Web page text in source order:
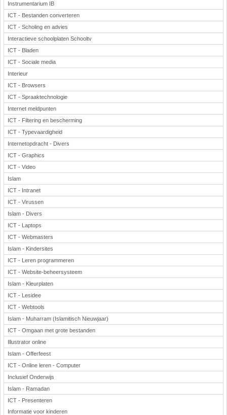
Instrumentarium IB
ICT - Bestanden converteren
ICT - Scholing en advies
Interactieve schoolplaten Schooltv
ICT - Bladen
ICT - Sociale media
Interieur
ICT - Browsers
ICT - Spraaktechnologie
Internet meldpunten
ICT - Filtering en bescherming
ICT - Typevaardigheid
Internetopdracht - Divers
ICT - Graphics
ICT - Video
Islam
ICT - Intranet
ICT - Virussen
Islam - Divers
ICT - Laptops
ICT - Webmasters
Islam - Kindersites
ICT - Leren programmeren
ICT - Website-beheersysteem
Islam - Kleurplaten
ICT - Lesidee
ICT - Webtools
Islam - Muharram (Islamitisch Nieuwjaar)
ICT - Omgaan met grote bestanden
Illustrator online
Islam - Offerfeest
ICT - Online leren - Computer
Inclusief Onderwijs
Islam - Ramadan
ICT - Presenteren
Informatie voor kinderen